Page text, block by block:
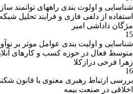
شناسایی و اولوت بندی راههای توانمند
استفاده از دلفی فازی و فرایند تحلیل
مژگان داداشی امیر
15
شناسایی و اولیت بندی عوامل موثر بر
متوسط فعال در حوزه کسب و کارهای
زهرا فرخی درازکلا
16
بررسی ارتباط رهبری معنوی با قانون
اخلاقی در صنعت بیمه